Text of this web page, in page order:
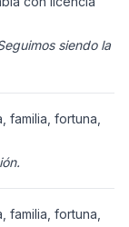
siendo la
familia, fortuna,
familia, fortuna,